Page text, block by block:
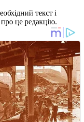
текст і
це редакцію.